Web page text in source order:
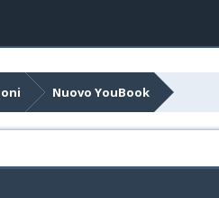
Nuovo YouBook